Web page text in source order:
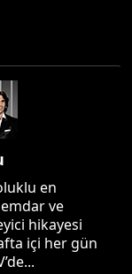
en
ve
hikayesi
içi her gün